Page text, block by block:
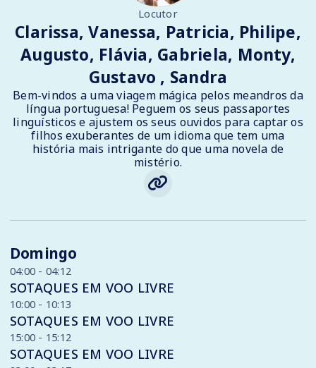
Locutor
Clarissa, Vanessa, Patricia, Philipe,
Augusto, Flávia, Gabriela, Monty,
Gustavo , Sandra
Bem-vindos a uma viagem mágica pelos meandros da
língua portuguesa! Peguem os seus passaportes
linguísticos e ajustem os seus ouvidos para captar os
filhos exuberantes de um idioma que tem uma
história mais intrigante do que uma novela de
mistério.
Domingo
04:00 - 04:12
SOTAQUES EM VOO LIVRE
10:00 - 10:13
SOTAQUES EM VOO LIVRE
15:00 - 15:12
SOTAQUES EM VOO LIVRE